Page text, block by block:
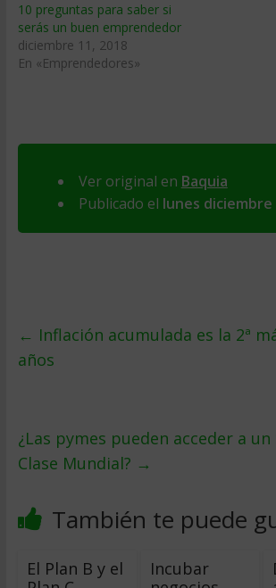
10 preguntas para saber si
serás un buen emprendedor
diciembre 11, 2018
En «Emprendedores»
Ver original en Baquia
Publicado el lunes diciembre
← Inflación acumulada es la 2ª
años
¿Las pymes pueden acceder a
Clase Mundial? →
También te puede
El Plan B y el
Incubar